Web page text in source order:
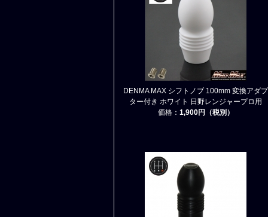
DENMA MAX シフトノブ 100mm 変換アダプ
ター付き ホワイト 日野レンジャープロ用
価格： 1,900円（税別）